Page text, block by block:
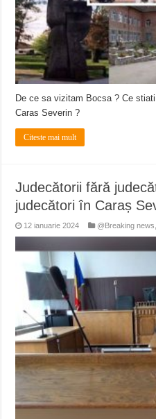
De ce sa vizitam Bocsa ? Ce
Caras Severin ?
Citeste mai mult
Judecătorii fără
judecători în Caraș
12 ianuarie 2024 @Breaking news